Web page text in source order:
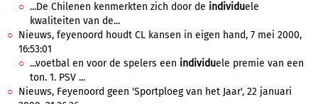
...De Chilenen kenmerkten zich door de individuele
kwaliteiten van de...
Nieuws, feyenoord houdt CL kansen in eigen hand, 7 mei 2000,
16:53:01
...voetbal en voor de spelers een individuele premie van een
ton. 1. PSV ...
Nieuws, Feyenoord geen 'Sportploeg van het Jaar', 22 januari